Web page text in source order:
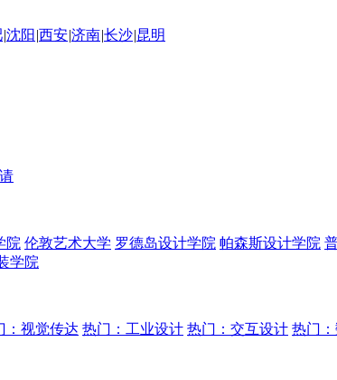
|沈阳 |西安|济南|长沙|昆明
院 伦敦艺术大学 罗德岛设计学院 帕森斯设计学院
学院
：视觉传达 热门：工业设计 热门：交互设计 热门